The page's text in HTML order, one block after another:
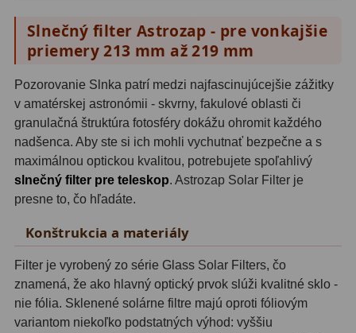
Slnečné 43
CLS a UHC 14
Širokopásmové2
OIII21
Hβ4
Planetárne7
Farebné 66
Slnečný filter Astrozap - pre vonkajšie
priemery 213 mm až 219 mm
Pozorovanie Slnka patrí medzi najfascinujúcejšie zážitky
v amatérskej astronómii - skvrny, fakulové oblasti či
granulačná štruktúra fotosféry dokážu ohromit každého
nadšenca. Aby ste si ich mohli vychutnať bezpečne a s
maximálnou optickou kvalitou, potrebujete spoľahlivý
slnečný filter pre teleskop. Astrozap Solar Filter je
presne to, čo hľadáte.
Konštrukcia a materiály
Filter je vyrobený zo série Glass Solar Filters, čo
znamená, že ako hlavný optický prvok slúži kvalitné sklo -
nie fólia. Sklenené solárne filtre majú oproti fóliovým
variantom niekoľko podstatných výhod: vyššiu